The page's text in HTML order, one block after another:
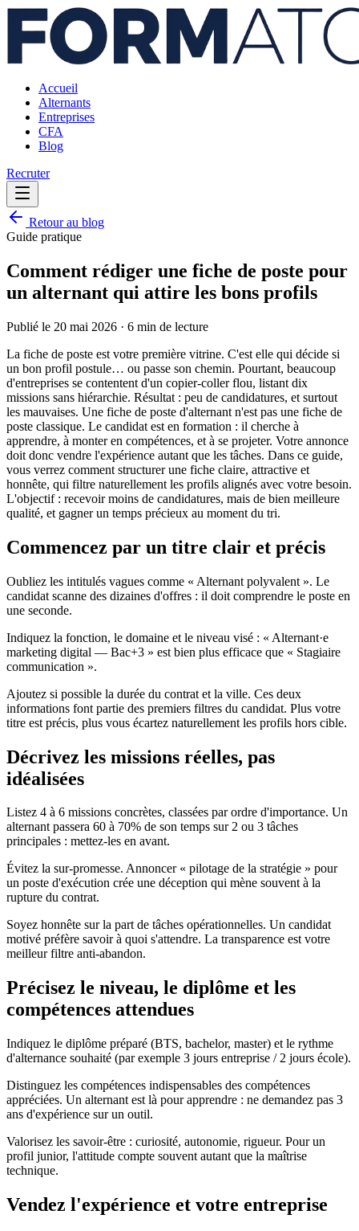
Accueil
Alternants
Entreprises
CFA
Blog
Recruter
Retour au blog
Guide pratique
Comment rédiger une fiche de poste pour
un alternant qui attire les bons profils
Publié le 20 mai 2026 · 6 min de lecture
La fiche de poste est votre première vitrine. C'est elle qui décide si
un bon profil postule… ou passe son chemin. Pourtant, beaucoup
d'entreprises se contentent d'un copier-coller flou, listant dix
missions sans hiérarchie. Résultat : peu de candidatures, et surtout
les mauvaises. Une fiche de poste d'alternant n'est pas une fiche de
poste classique. Le candidat est en formation : il cherche à
apprendre, à monter en compétences, et à se projeter. Votre annonce
doit donc vendre l'expérience autant que les tâches. Dans ce guide,
vous verrez comment structurer une fiche claire, attractive et
honnête, qui filtre naturellement les profils alignés avec votre besoin.
L'objectif : recevoir moins de candidatures, mais de bien meilleure
qualité, et gagner un temps précieux au moment du tri.
Commencez par un titre clair et précis
Oubliez les intitulés vagues comme « Alternant polyvalent ». Le
candidat scanne des dizaines d'offres : il doit comprendre le poste en
une seconde.
Indiquez la fonction, le domaine et le niveau visé : « Alternant·e
marketing digital — Bac+3 » est bien plus efficace que « Stagiaire
communication ».
Ajoutez si possible la durée du contrat et la ville. Ces deux
informations font partie des premiers filtres du candidat. Plus votre
titre est précis, plus vous écartez naturellement les profils hors cible.
Décrivez les missions réelles, pas
idéalisées
Listez 4 à 6 missions concrètes, classées par ordre d'importance. Un
alternant passera 60 à 70% de son temps sur 2 ou 3 tâches
principales : mettez-les en avant.
Évitez la sur-promesse. Annoncer « pilotage de la stratégie » pour
un poste d'exécution crée une déception qui mène souvent à la
rupture du contrat.
Soyez honnête sur la part de tâches opérationnelles. Un candidat
motivé préfère savoir à quoi s'attendre. La transparence est votre
meilleur filtre anti-abandon.
Précisez le niveau, le diplôme et les
compétences attendues
Indiquez le diplôme préparé (BTS, bachelor, master) et le rythme
d'alternance souhaité (par exemple 3 jours entreprise / 2 jours école).
Distinguez les compétences indispensables des compétences
appréciées. Un alternant est là pour apprendre : ne demandez pas 3
ans d'expérience sur un outil.
Valorisez les savoir-être : curiosité, autonomie, rigueur. Pour un
profil junior, l'attitude compte souvent autant que la maîtrise
technique.
Vendez l'expérience et votre entreprise